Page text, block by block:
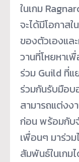
ในเกม
จะได้มีโอกาส
ของตัวเองแล
วานที่โหยหาเ
ร่วม Guild ที่แ
ร่วมกันรับมือ
สามารถแต่งง
ก่อน พร้อมกับ
เพื่อนๆ มาร่ว
สัมพันธ์ในเกม